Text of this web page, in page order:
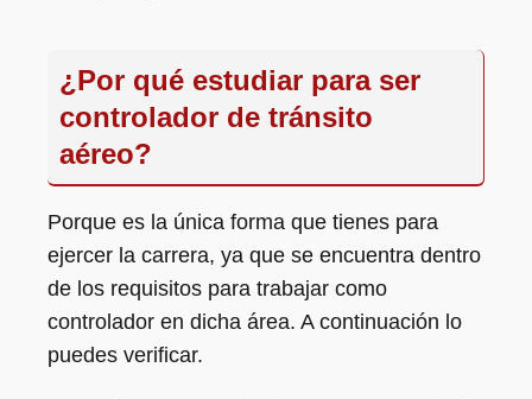
¿Por qué estudiar para ser
controlador de tránsito
aéreo?
Porque es la única forma que tienes para
ejercer la carrera, ya que se encuentra dentro
de los requisitos para trabajar como
controlador en dicha área. A continuación lo
puedes verificar.